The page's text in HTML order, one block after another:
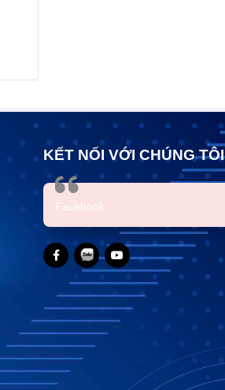
KẾT NỐI VỚI CHÚNG TÔI
Facebook